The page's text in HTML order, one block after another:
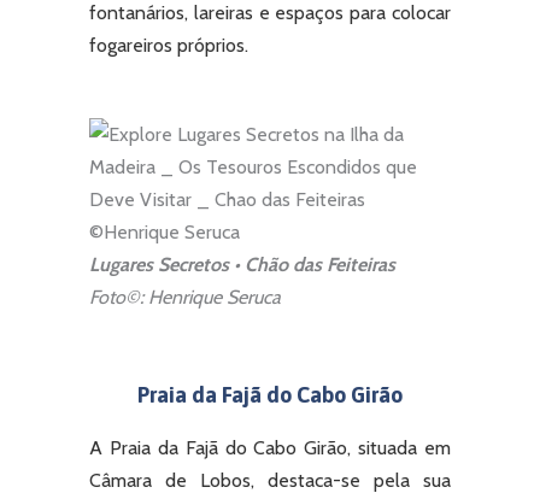
fontanários, lareiras e espaços para colocar
fogareiros próprios.
Lugares Secretos • Chão das Feiteiras
Foto©: Henrique Seruca
Praia da Fajã do Cabo Girão
A Praia da Fajã do Cabo Girão, situada em
Câmara de Lobos, destaca-se pela sua